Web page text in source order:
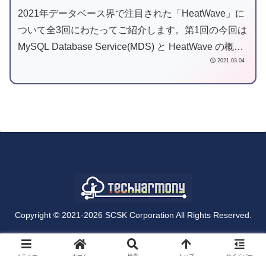
2021年データベース界で注目された「HeatWave」に
ついて全3回にわたってご紹介します。第1回の今回は
MySQL Database Service(MDS) と HeatWave の概要
2021.03.04
Copyright © 2021-2026 SCSK Corporation All Rights Reserved.